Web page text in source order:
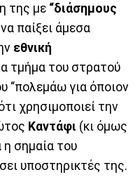
της με “διάσημους
παίξει άμεσα
εθνική
τμήμα του στρατού
“πολεμάω για όποιον
χρησιμοποιεί την
Καντάφι (κι όμως
η σημαία του
υποστηρικτές της.